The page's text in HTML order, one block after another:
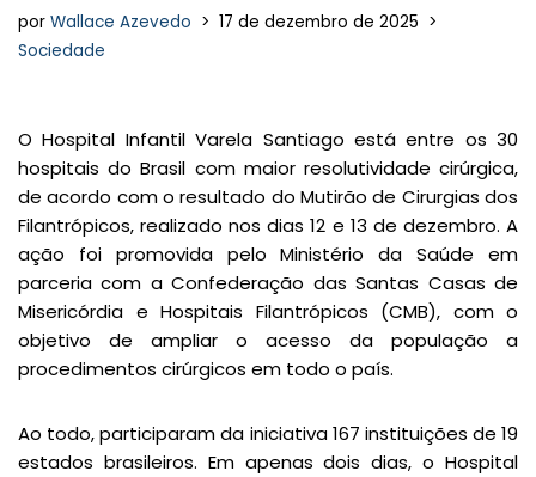
por Wallace Azevedo
17 de dezembro de 2025
Sociedade
O Hospital Infantil Varela Santiago está entre os 30
hospitais do Brasil com maior resolutividade cirúrgica,
de acordo com o resultado do Mutirão de Cirurgias dos
Filantrópicos, realizado nos dias 12 e 13 de dezembro. A
ação foi promovida pelo Ministério da Saúde em
parceria com a Confederação das Santas Casas de
Misericórdia e Hospitais Filantrópicos (CMB), com o
objetivo de ampliar o acesso da população a
procedimentos cirúrgicos em todo o país.
Ao todo, participaram da iniciativa 167 instituições de 19
estados brasileiros. Em apenas dois dias, o Hospital